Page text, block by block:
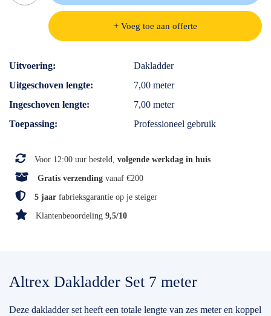
+ Voeg toe aan offerte
Specificaties
Uitvoering
Dakladder
Uitgeschoven lengte
7,00 meter
Ingeschoven lengte
7,00 meter
Toepassing
Professioneel gebruik
Voor 12:00 uur besteld, volgende werkdag in huis
Gratis verzending vanaf €200
5 jaar fabrieksgarantie op je steiger
Klantenbeoordeling 9,5/10
Altrex Dakladder Set 7 meter
Deze dakladder set heeft een totale lengte van zes meter en koppel